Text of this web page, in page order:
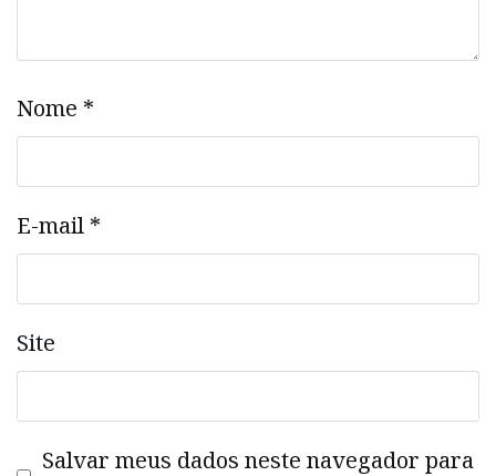
Nome *
E-mail *
Site
Salvar meus dados neste navegador para